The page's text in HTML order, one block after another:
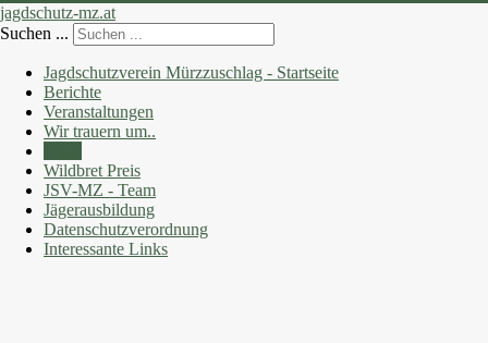
jagdschutz-mz.at
Suchen ...
Jagdschutzverein Mürzzuschlag - Startseite
Berichte
Veranstaltungen
Wir trauern um..
Wildbret Preis
JSV-MZ - Team
Jägerausbildung
Datenschutzverordnung
Interessante Links